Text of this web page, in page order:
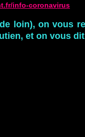
info-coronavirus
loin), on vous
et on vous